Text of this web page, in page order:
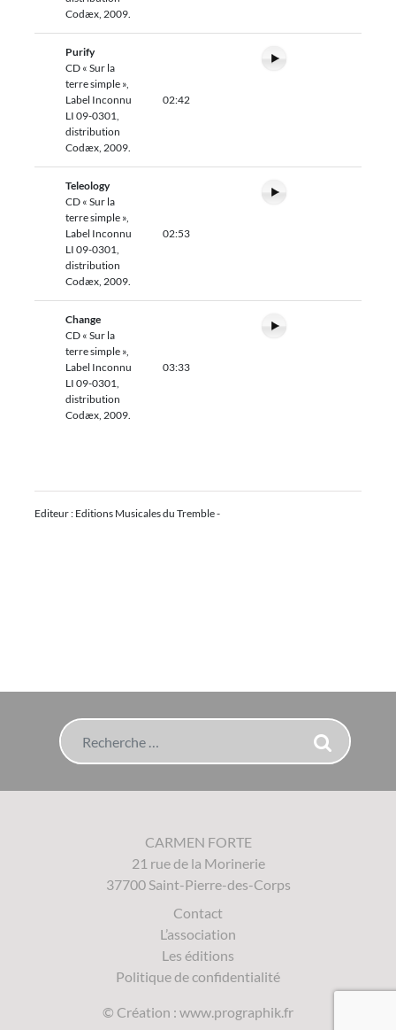
Codæx, 2009.
Purify
CD « Sur la
terre simple »,
Label Inconnu
LI 09-0301,
distribution
Codæx, 2009.
02:42
Teleology
CD « Sur la
terre simple »,
Label Inconnu
LI 09-0301,
distribution
Codæx, 2009.
02:53
Change
CD « Sur la
terre simple »,
Label Inconnu
LI 09-0301,
distribution
Codæx, 2009.
03:33
Editeur : Editions Musicales du Tremble -
Rechercher
CARMEN FORTE
21 rue de la Morinerie
37700 Saint-Pierre-des-Corps
Contact
L’association
Les éditions
Politique de confidentialité
© Création : www.prographik.fr